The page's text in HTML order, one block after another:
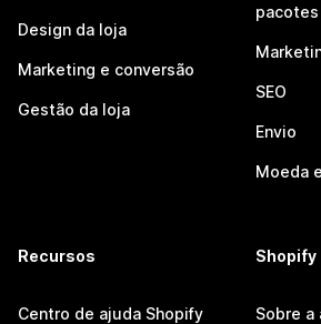
Design da loja
Marketing e conversão
Gestão da loja
pacotes
SEO
Envio
Moeda
Recursos
Centro de ajuda Shopify
Shopify
Sobre a